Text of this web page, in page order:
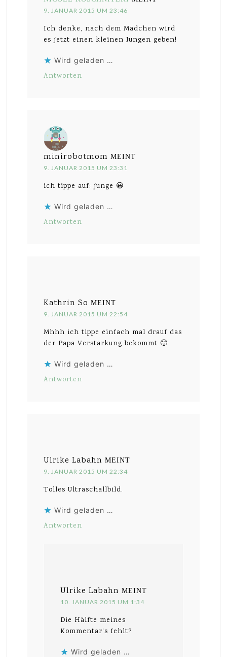
9. JANUAR 2015 UM 23:46
Ich denke, nach dem Mädchen wird
es jetzt einen kleinen Jungen geben!
Wird geladen …
Antworten
minirobotmom MEINT
9. JANUAR 2015 UM 23:31
ich tippe auf: junge 😀
Wird geladen …
Antworten
Kathrin So MEINT
9. JANUAR 2015 UM 22:54
Mhhh ich tippe einfach mal drauf das
der Papa Verstärkung bekommt 🙂
Wird geladen …
Antworten
Ulrike Labahn MEINT
9. JANUAR 2015 UM 22:34
Tolles Ultraschallbild.
Wird geladen …
Antworten
Ulrike Labahn MEINT
10. JANUAR 2015 UM 1:34
Die Hälfte meines
Kommentar’s fehlt?
Wird geladen …